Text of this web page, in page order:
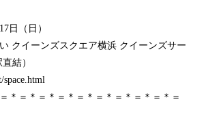
日（日）
クイーンズスクエア横浜 クイーンズサー
結）
＊＝＊＝＊＝＊＝＊＝＊＝＊＝＊＝＊＝